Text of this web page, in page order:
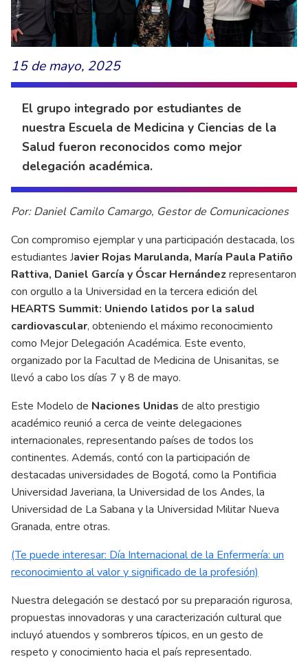
15 de mayo, 2025
El grupo integrado por estudiantes de
nuestra Escuela de Medicina y Ciencias de la
Salud fueron reconocidos como mejor
delegación académica.
Por: Daniel Camilo Camargo, Gestor de Comunicaciones
Con compromiso ejemplar y una participación destacada, los
estudiantes Javier Rojas Marulanda, María Paula Patiño
Rattiva, Daniel García y Óscar Hernándezrepresentaron
con orgullo a la Universidad en la tercera edición del
HEARTS Summit: Uniendo latidos por la salud
cardiovascular, obteniendo el máximo reconocimiento
como Mejor Delegación Académica. Este evento,
organizado por la Facultad de Medicina de Unisanitas, se
llevó a cabo los días 7 y 8 de mayo.
Este Modelo de Naciones Unidas de alto prestigio
académico reunió a cerca de veinte delegaciones
internacionales, representando países de todos los
continentes. Además, contó con la participación de
destacadas universidades de Bogotá, como la Pontificia
Universidad Javeriana, la Universidad de los Andes, la
Universidad de La Sabana y la Universidad Militar Nueva
Granada, entre otras.
(Te puede interesar: Día Internacional de la Enfermería: un
reconocimiento al valor y significado de la profesión)
Nuestra delegación se destacó por su preparación rigurosa,
propuestas innovadoras y una caracterización cultural que
incluyó atuendos y sombreros típicos, en un gesto de
respeto y conocimiento hacia el país representado.